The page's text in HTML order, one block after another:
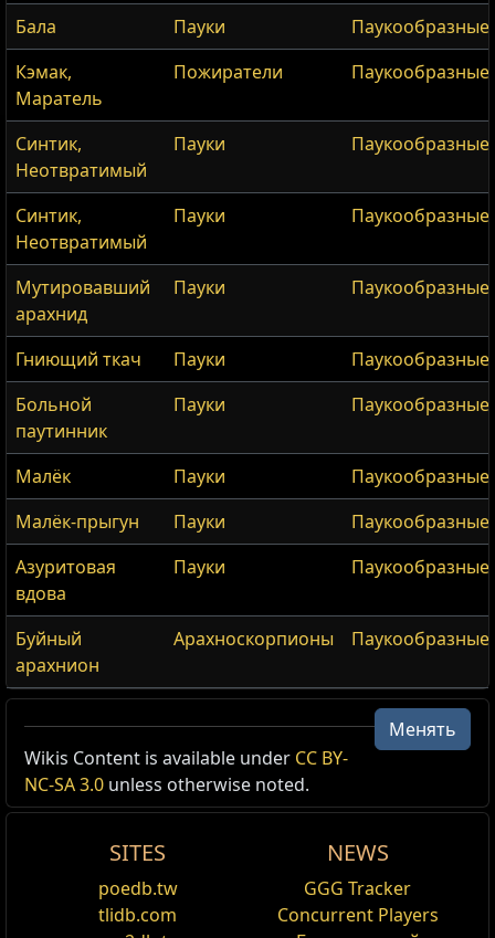
Бала Пауки
Паукообразные
Кэмак,
Маратель
Пожиратели Паукообразные
Синтик,
Неотвратимый
Пауки Паукообразные
Синтик,
Неотвратимый
Пауки Паукообразные
Мутировавший
арахнид
Пауки Паукообразные
Гниющий ткач Пауки
Паукообразные
Больной
паутинник
Пауки Паукообразные
Малёк Пауки
Паукообразные
Малёк-прыгун
Пауки
Паукообразные
Азуритовая
вдова
Пауки Паукообразные
Буйный
арахнион
Арахноскорпионы Паукообразные
{Пещер} {Пещеры}
Id:1_2_14_2
Уровень области:
22
Битвы с боссом:
К'уру
Connections:
{Северного леса} {Северный лес}
{Древней пирамиды}
{Древняя пирамида}
Менять
Wikis Content is available under CC BY-
NC-SA 3.0 unless otherwise noted.
SITES
poedb.tw
tlidb.com
NEWS
GGG Tracker
Concurrent Players